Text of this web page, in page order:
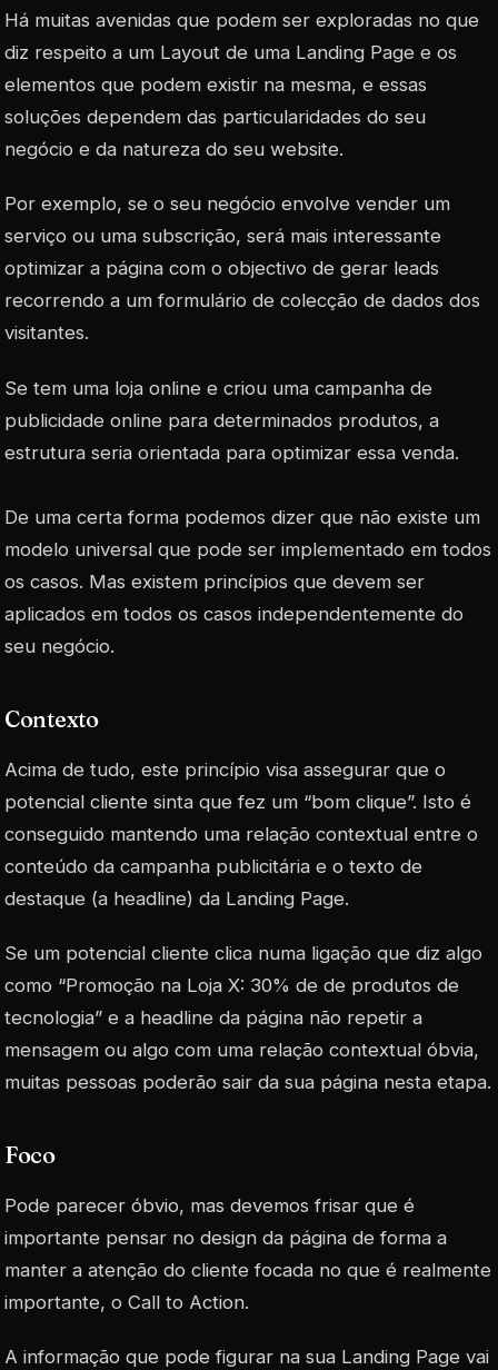
Há muitas avenidas que podem ser exploradas no que
diz respeito a um Layout de uma Landing Page e os
elementos que podem existir na mesma, e essas
soluções dependem das particularidades do seu
negócio e da natureza do seu website.
Por exemplo, se o seu negócio envolve vender um
serviço ou uma subscrição, será mais interessante
optimizar a página com o objectivo de gerar leads
recorrendo a um formulário de colecção de dados dos
visitantes.
Se tem uma loja online e criou uma campanha de
publicidade online para determinados produtos, a
estrutura seria orientada para optimizar essa venda.
De uma certa forma podemos dizer que não existe um
modelo universal que pode ser implementado em todos
os casos. Mas existem princípios que devem ser
aplicados em todos os casos independentemente do
seu negócio.
Contexto
Acima de tudo, este princípio visa assegurar que o
potencial cliente sinta que fez um “bom clique”. Isto é
conseguido mantendo uma relação contextual entre o
conteúdo da campanha publicitária e o texto de
destaque (a headline) da Landing Page.
Se um potencial cliente clica numa ligação que diz algo
como “Promoção na Loja X: 30% de de produtos de
tecnologia” e a headline da página não repetir a
mensagem ou algo com uma relação contextual óbvia,
muitas pessoas poderão sair da sua página nesta etapa.
Foco
Pode parecer óbvio, mas devemos frisar que é
importante pensar no design da página de forma a
manter a atenção do cliente focada no que é realmente
importante, o Call to Action.
A informação que pode figurar na sua Landing Page vai